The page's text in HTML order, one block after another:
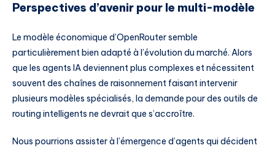
Perspectives d’avenir pour le multi-modèle
Le modèle économique d’OpenRouter semble
particulièrement bien adapté à l’évolution du marché. Alors
que les agents IA deviennent plus complexes et nécessitent
souvent des chaînes de raisonnement faisant intervenir
plusieurs modèles spécialisés, la demande pour des outils de
routing intelligents ne devrait que s’accroître.
Nous pourrions assister à l’émergence d’agents qui décident